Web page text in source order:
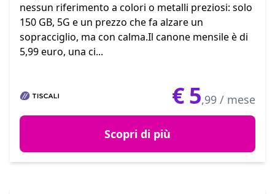
nessun riferimento a colori o metalli preziosi: solo
150 GB, 5G e un prezzo che fa alzare un
sopracciglio, ma con calma.Il canone mensile è di
5,99 euro, una ci...
€5,99 / mese
Scopri di più